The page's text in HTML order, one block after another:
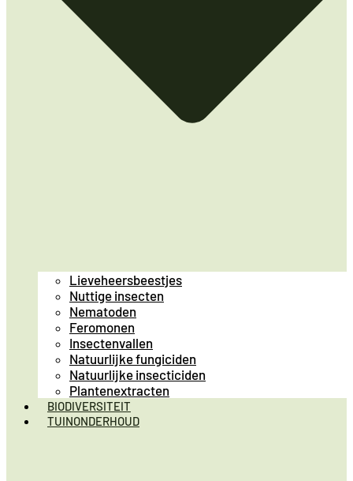
Lieveheersbeestjes
Nuttige insecten
Nematoden
Feromonen
Insectenvallen
Natuurlijke fungiciden
Natuurlijke insecticiden
Plantenextracten
BIODIVERSITEIT
TUINONDERHOUD